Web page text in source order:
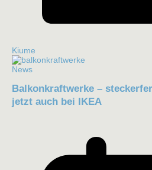
Kiume
News
Balkonkraftwerke –
jetzt auch bei IKEA